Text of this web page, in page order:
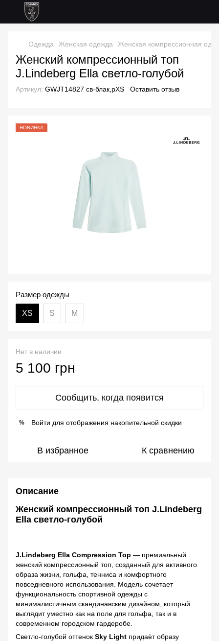
Одежда Женская одежда Женская компрессионная
Женский компрессионный топ
J.Lindeberg Ella светло-голубой
Артикул: GWJT14827 cв-блак,рXS Оставить отзыв
НОВИНКА
Размер одежды
XS S M
Нет в наличии
5 100 грн
Сообщить, когда появится
% Войти для отображения накопительной скидки
В избранное К сравнению
Описание
Женский компрессионный топ J.Lindeberg
Ella светло-голубой
J.Lindeberg Ella Compression Top — премиальный
женский компрессионный топ, созданный для активного
образа жизни, гольфа, тенниса и комфортного
повседневного использования. Модель сочетает
функциональность спортивной одежды с
минималистичным скандинавским дизайном, который
выглядит уместно как на поле для гольфа, так и в
современном городском гардеробе.
Светло-голубой оттенок Sky Light придаёт образу